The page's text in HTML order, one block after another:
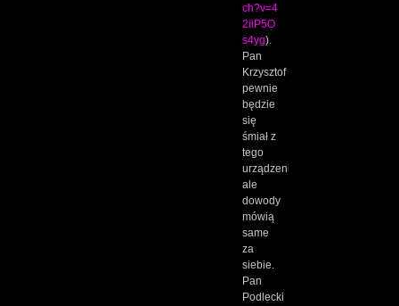
ch?v=4
2iiP5O
s4yg).
Pan
Krzysztof
pewnie
będzie
się
śmiał z
tego
urządzenia,
ale
dowody
mówią
same
za
siebie.
Pan
Podlecki